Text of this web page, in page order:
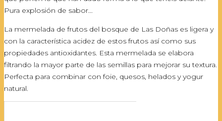
Pura explosión de sabor...
La mermelada de frutos del bosque de Las Doñas es ligera y
con la característica acidez de estos frutos así como sus
propiedades antioxidantes. Esta mermelada se elabora
filtrando la mayor parte de las semillas para mejorar su textura.
Perfecta para combinar con foie, quesos, helados y yogur
natural.